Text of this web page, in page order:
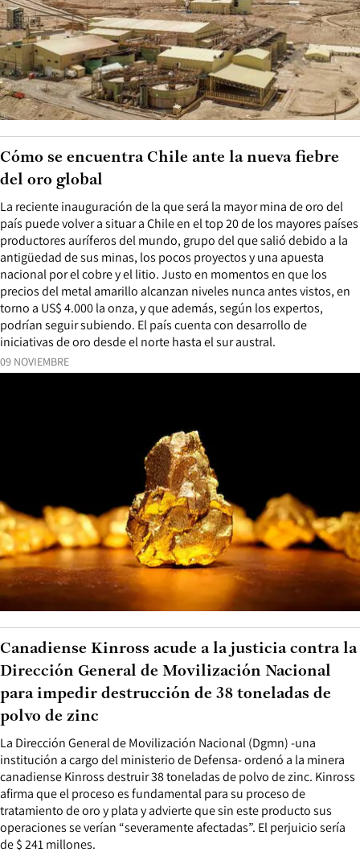
09 NOVIEMBRE
La reciente inauguración de la que será la mayor mina de oro del
país puede volver a situar a Chile en el top 20 de los mayores países
productores auríferos del mundo, grupo del que salió debido a la
antigüedad de sus minas, los pocos proyectos y una apuesta
nacional por el cobre y el litio. Justo en momentos en que los
precios del metal amarillo alcanzan niveles nunca antes vistos, en
torno a US$ 4.000 la onza, y que además, según los expertos,
podrían seguir subiendo. El país cuenta con desarrollo de
iniciativas de oro desde el norte hasta el sur austral.
Cómo se encuentra Chile ante la nueva fiebre
del oro global
La Dirección General de Movilización Nacional (Dgmn) -una
institución a cargo del ministerio de Defensa- ordenó a la minera
canadiense Kinross destruir 38 toneladas de polvo de zinc. Kinross
afirma que el proceso es fundamental para su proceso de
tratamiento de oro y plata y advierte que sin este producto sus
operaciones se verían “severamente afectadas”. El perjuicio sería
de $ 241 millones.
Canadiense Kinross acude a la justicia contra la
Dirección General de Movilización Nacional
para impedir destrucción de 38 toneladas de
polvo de zinc